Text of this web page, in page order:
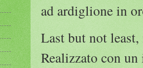
ad ardiglione in
Last but not
Realizzato con